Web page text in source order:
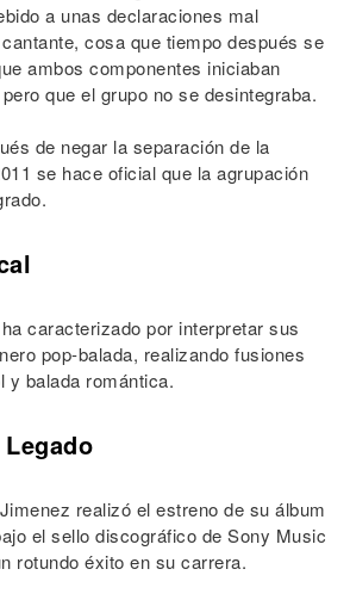
a unas declaraciones mal
cosa que tiempo después se
ambos componentes iniciaban
que el grupo no se desintegraba.
de negar la separación de la
se hace oficial que la agrupación
caracterizado por interpretar sus
pop-balada, realizando fusiones
y balada romántica.
realizó el estreno de su álbum
el sello discográfico de Sony Music
rotundo éxito en su carrera.